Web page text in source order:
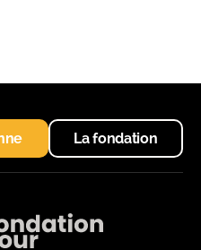
La fondation